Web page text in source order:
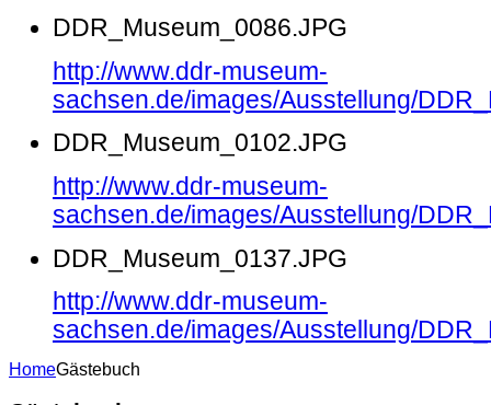
DDR_Museum_0086.JPG
http://www.ddr-museum-
sachsen.de/images/Ausstellung/
DDR_Museum_0102.JPG
http://www.ddr-museum-
sachsen.de/images/Ausstellung/
DDR_Museum_0137.JPG
http://www.ddr-museum-
sachsen.de/images/Ausstellung/
HomeGästebuch